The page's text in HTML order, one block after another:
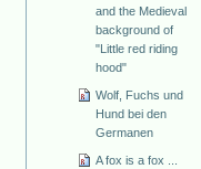
and the Medieval
background of
"Little red riding
hood"
Wolf, Fuchs und
Hund bei den
Germanen
A fox is a fox ...